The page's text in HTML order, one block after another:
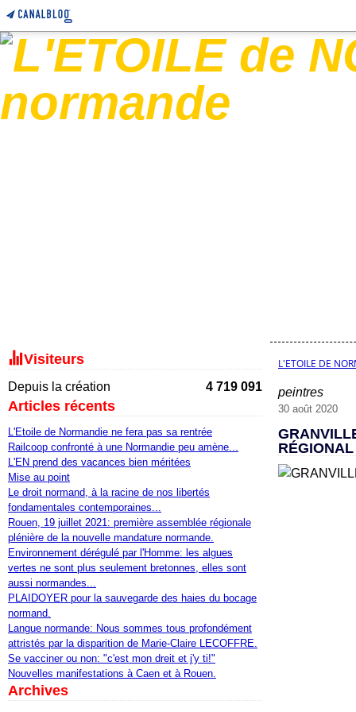
Visiteurs
Depuis la création 4 719 091
Articles récents
L'Etoile de Normandie ne fera pas sa rentrée
Railcoop confronté à une Normandie peu amène...
L'EN prend des vacances bien méritées
Mise au point
Le droit normand, à la racine de nos libertés
fondamentales contemporaines...
Rouen, 19 juillet 2021: première assemblée régionale
plénière de la nouvelle mandature normande.
Environnement dérégulé par l'Homme: les algues
vertes ne sont plus seulement bretonnes, elles sont
aussi normandes...
PLAIDOYER pour la sauvegarde des haies du bocage
normand.
Langue normande: Nous sommes tous profondément
attristés par la disparition de Marie-Claire LECOFFRE.
Se vacciner ou non: "c'est mon dreit et j'y ti!"
Nouvelles manifestations à Caen et à Rouen.
Archives
L'ETOILE DE
peintres
30 août 2020